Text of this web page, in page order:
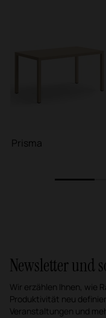
Prisma
Newsletter und
Wir erzählen Ihnen, wie
Produktivität neu
Veranstaltungen und